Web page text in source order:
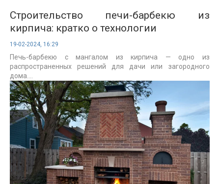
Строительство печи-барбекю из
кирпича: кратко о технологии
19-02-2024, 16:29
Печь-барбекю с мангалом из кирпича — одно из
распространенных решений для дачи или загородного
дома....